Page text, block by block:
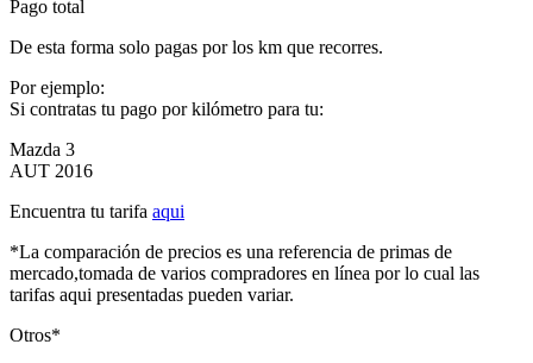
Pago total
De esta forma solo pagas por los km que recorres.
Por ejemplo:
Si contratas tu pago por kilómetro para tu:
Mazda 3
AUT 2016
Encuentra tu tarifa aqui
*La comparación de precios es una referencia de primas de
mercado,tomada de varios compradores en línea por lo cual las
tarifas aqui presentadas pueden variar.
Otros*